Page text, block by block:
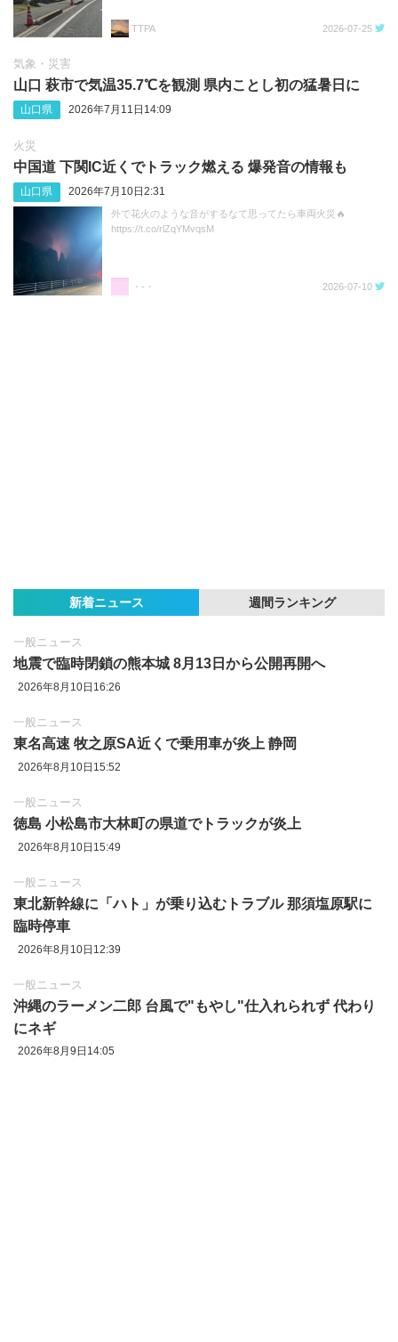
TTPA 2026-07-25
気象・災害
山口 萩市で気温35.7℃を観測 県内ことし初の猛暑日に
山口県 2026年7月11日14:09
火災
中国道 下関IC近くでトラック燃える 爆発音の情報も
山口県 2026年7月10日2:31
外で花火のような音がするなて思ってたら車両火災🔥
https://t.co/rlZqYMvqsM
・-・ 2026-07-10
新着ニュース 週間ランキング
一般ニュース
地震で臨時閉鎖の熊本城 8月13日から公開再開へ
2026年8月10日16:26
一般ニュース
東名高速 牧之原SA近くで乗用車が炎上 静岡
2026年8月10日15:52
一般ニュース
徳島 小松島市大林町の県道でトラックが炎上
2026年8月10日15:49
一般ニュース
東北新幹線に「ハト」が乗り込むトラブル 那須塩原駅に
臨時停車
2026年8月10日12:39
一般ニュース
沖縄のラーメン二郎 台風で"もやし"仕入れられず 代わり
にネギ
2026年8月9日14:05